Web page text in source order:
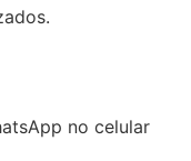
no celular